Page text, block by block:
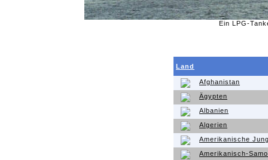
Ein LPG-
Land
Afghanistan
Ägypten
Albanien
Algerien
Amerikanische
Amerikanisch-